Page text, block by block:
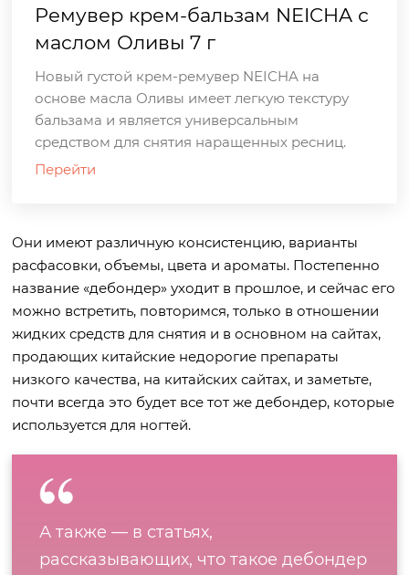
Ремувер крем-бальзам NEICHA с
маслом Оливы 7 г
Новый густой крем-ремувер NEICHA на
основе масла Оливы имеет легкую текстуру
бальзама и является универсальным
средством для снятия наращенных ресниц.
Перейти
Они имеют различную консистенцию, варианты
расфасовки, объемы, цвета и ароматы. Постепенно
название «дебондер» уходит в прошлое, и сейчас его
можно встретить, повторимся, только в отношении
жидких средств для снятия и в основном на сайтах,
продающих китайские недорогие препараты
низкого качества, на китайских сайтах, и заметьте,
почти всегда это будет все тот же дебондер, которые
используется для ногтей.
А также — в статьях,
рассказывающих, что такое дебондер